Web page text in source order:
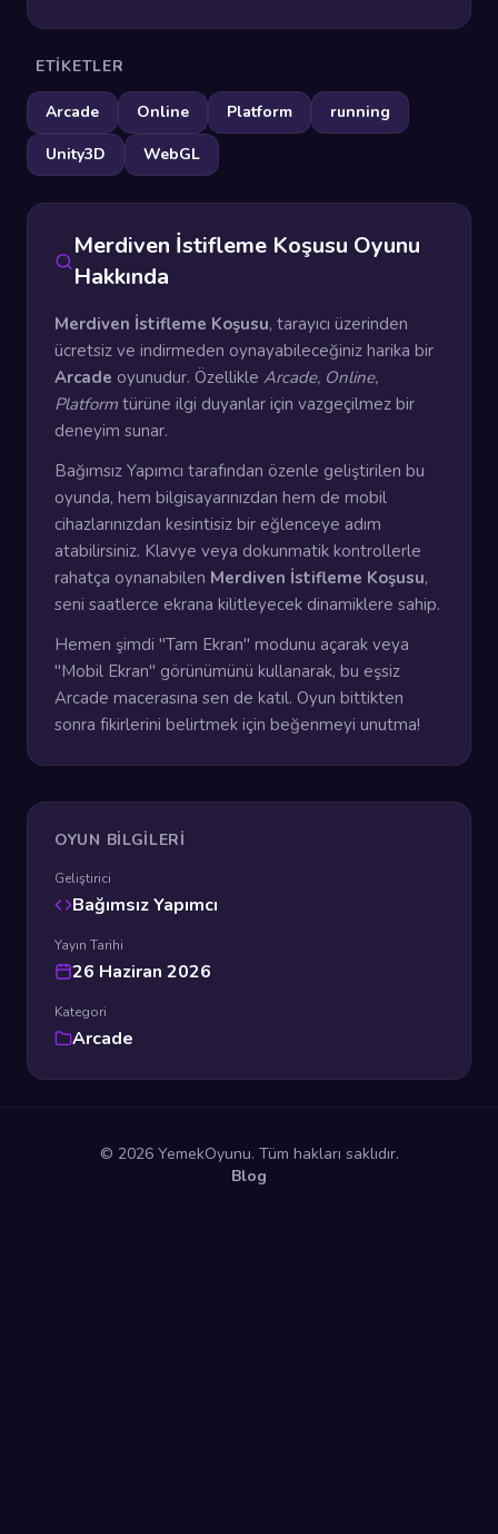
ETIKETLER
Arcade Online Platform
running
Unity3D
WebGL
Merdiven İstifleme Koşusu Oyunu
Hakkında
Merdiven İstifleme Koşusu, tarayıcı üzerinden
ücretsiz ve indirmeden oynayabileceğiniz harika bir
Arcade oyunudur. Özellikle Arcade, Online,
Platform türüne ilgi duyanlar için vazgeçilmez bir
deneyim sunar.
Bağımsız Yapımcı tarafından özenle geliştirilen bu
oyunda, hem bilgisayarınızdan hem de mobil
cihazlarınızdan kesintisiz bir eğlenceye adım
atabilirsiniz. Klavye veya dokunmatik kontrollerle
rahatça oynanabilen Merdiven İstifleme Koşusu,
seni saatlerce ekrana kilitleyecek dinamiklere sahip.
Hemen şimdi "Tam Ekran" modunu açarak veya
"Mobil Ekran" görünümünü kullanarak, bu eşsiz
Arcade macerasına sen de katıl. Oyun bittikten
sonra fikirlerini belirtmek için beğenmeyi unutma!
OYUN BILGILERI
Geliştirici
Bağımsız Yapımcı
Yayın Tarihi
26 Haziran 2026
Kategori
Arcade
© 2026 YemekOyunu. Tüm hakları saklıdır.
Blog